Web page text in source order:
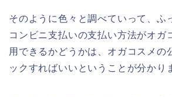
そのように色々と調べていって、ふ
コンビニ支払いの支払い方法がオガ
用できるかどうかは、オガコスメの
ックすればいいということが分かり